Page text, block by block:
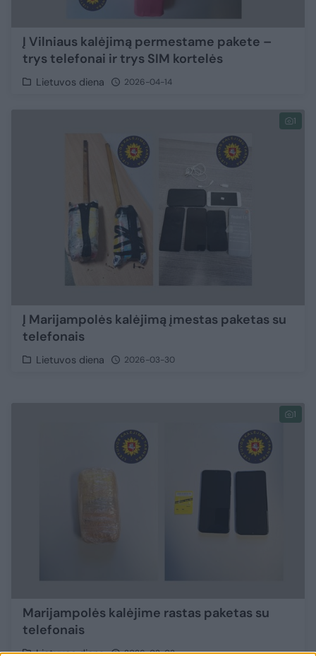
Į Vilniaus kalėjimą permestame pakete –
trys telefonai ir trys SIM kortelės
Lietuvos diena 2026-04-14
1
Į Marijampolės kalėjimą įmestas paketas su
telefonais
Lietuvos diena 2026-03-30
1
Marijampolės kalėjime rastas paketas su
telefonais
2026-03-03